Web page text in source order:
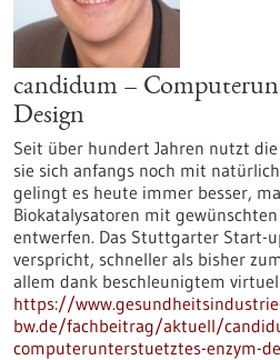
candidum –
Design
Seit über hundert Jahren nutzt
sie sich anfangs noch mit
gelingt es heute immer besser,
Biokatalysatoren mit
entwerfen. Das Stuttgarter Start-
verspricht, schneller als bisher
allem dank beschleunigtem
https://
bw.de/fachbeitrag/aktuell/
computerunterstuetztes-enzym-